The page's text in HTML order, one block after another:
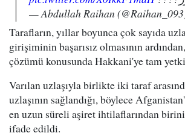
— Abdullah Raihan
Tarafların, yıllar boyunca çok sayıda
girişiminin başarısız olmasının
çözümü konusunda Hakkani'ye tam
Varılan uzlaşıyla birlikte iki taraf
uzlaşının sağlandığı, böylece
en uzun süreli aşiret ihtilaflarından
ifade edildi.